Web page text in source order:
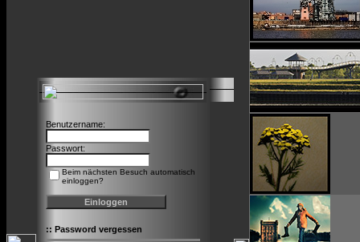
Benutzername:
Passwort:
Beim nächsten Besuch automatisch
einloggen?
:: Password vergessen